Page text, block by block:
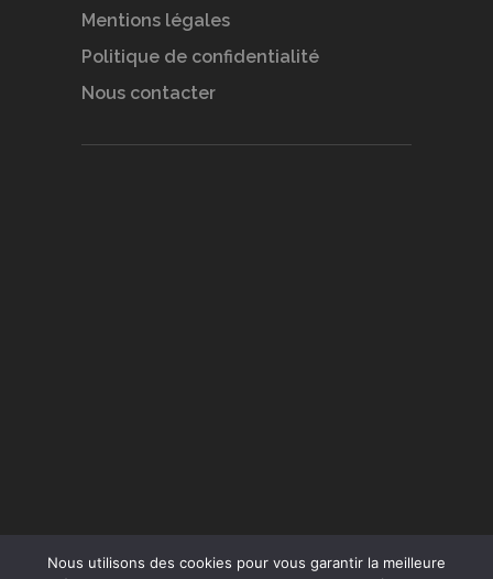
Mentions légales
Politique de confidentialité
Nous contacter
Nous utilisons des cookies pour vous garantir la meilleure